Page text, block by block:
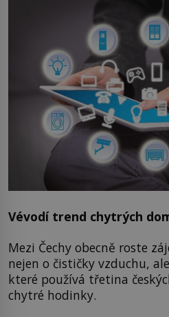
Vévodí trend chytrých
Mezi Čechy obecně roste
nejen o čističky vzduchu,
které používá třetina
chytré hodinky.